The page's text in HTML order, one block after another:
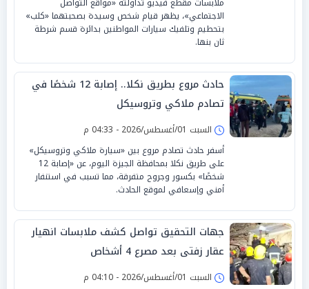
الاجتماعي»، يظهر قيام شخص وسيدة بصحبتهما «كلب»
بتحطيم وتلفيك سيارات المواطنين بدائرة قسم شرطة
ثان بنها.
حادث مروع بطريق نكلا.. إصابة 12 شخصًا في
تصادم ملاكي وتروسيكل
السبت 01/أغسطس/2026 - 04:33 م
أسفر حادث تصادم مروع بين «سيارة ملاكي وتروسيكل»
على طريق نكلا بمحافظة الجيزة اليوم، عن «إصابة 12
شخصًا» بكسور وجروح متفرقة، مما تسبب في استنفار
أمني وإسعافي لموقع الحادث.
جهات التحقيق تواصل كشف ملابسات انهيار
عقار زفتى بعد مصرع 4 أشخاص
السبت 01/أغسطس/2026 - 04:10 م